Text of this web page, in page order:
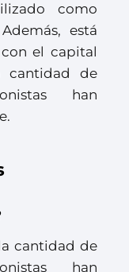
como
está
el capital
cantidad de
han
cantidad de
han